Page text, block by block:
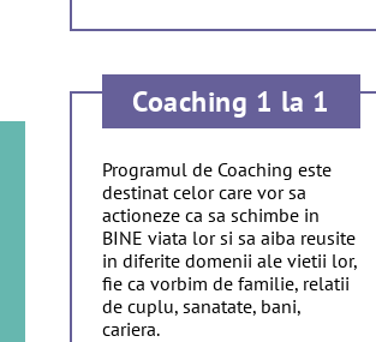
Coaching 1 la 1
Programul de Coaching este
destinat celor care vor sa
actioneze ca sa schimbe in
BINE viata lor si sa aiba reusite
in diferite domenii ale vietii lor,
fie ca vorbim de familie, relatii
de cuplu, sanatate, bani,
cariera.